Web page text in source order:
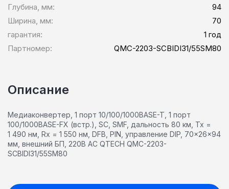
Глубина, мм:
94
Ширина, мм:
70
гарантия:
1 год
Партномер:
QMC-2203-SCBIDI31/55SM80
Описание
Медиаконвертер, 1 порт 10/100/1000BASE-T, 1 порт
100/1000BASE-FX (встр.), SC, SMF, дальность 80 км, Tx =
1 490 нм, Rx = 1 550 нм, DFB, PIN, управление DIP, 70x26x94
мм, внешний БП, 220В AC QTECH QMC-2203-
SCBIDI31/55SM80